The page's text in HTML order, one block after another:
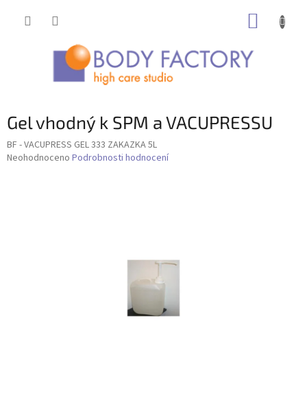
Gel vhodný k SPM a VACUPRESSU
BF - VACUPRESS GEL 333 ZAKAZKA 5L
Průměrné
Neohodnoceno Podrobnosti hodnocení